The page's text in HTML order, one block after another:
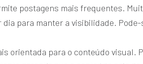
postagens mais frequentes.
dia para manter a visibilidade.
orientada para o conteúdo visual.